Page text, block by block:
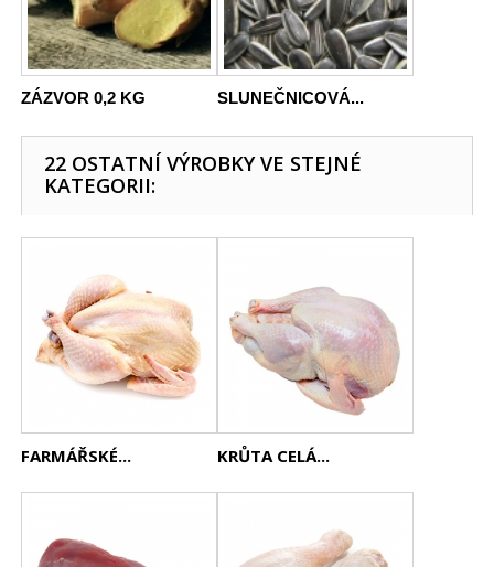
ZÁZVOR 0,2 KG SLUNEČNICOVÁ...
22 OSTATNÍ VÝROBKY VE STEJNÉ
KATEGORII:
FARMÁŘSKÉ... KRŮTA CELÁ...